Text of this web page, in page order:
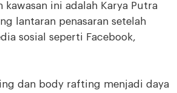
ini adalah Karya Putra
lantaran penasaran setelah
sosial seperti Facebook,
dan body rafting menjadi daya